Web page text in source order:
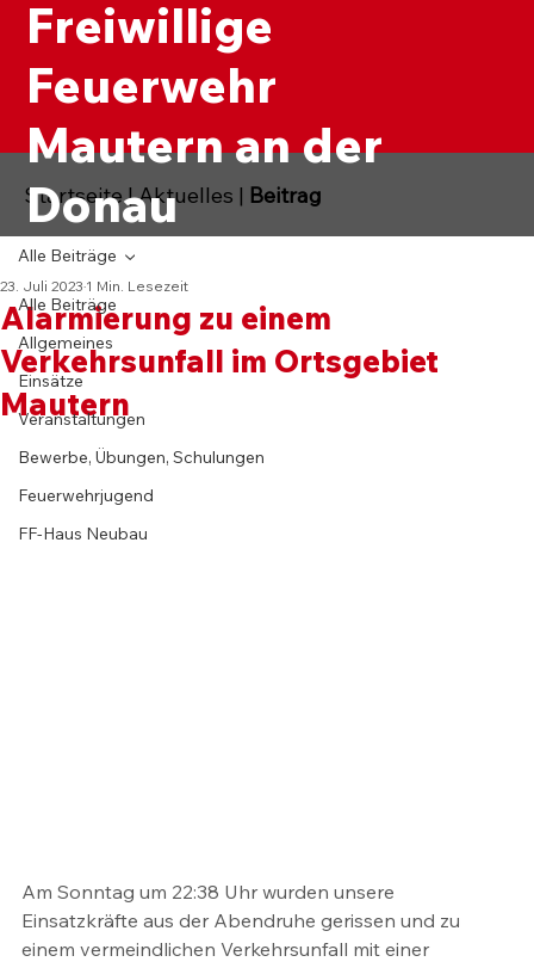
Freiwillige
Feuerwehr
Mautern an der
Donau
Alle Beiträge
Allgemeines
Einsätze
Veranstaltungen
Bewerbe, Übungen, Schulungen
Feuerwehrjugend
FF-Haus Neubau
Alle Beiträge
Alarmierung zu einem
Verkehrsunfall im Ortsgebiet
Mautern
23. Juli 2023 1 Min. Lesezeit
Am Sonntag um 22:38 Uhr wurden unsere
Einsatzkräfte aus der Abendruhe gerissen und zu
einem vermeindlichen Verkehrsunfall mit einer
Startseite|Aktuelles | Beitrag